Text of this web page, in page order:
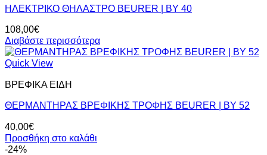
προϊόντος
Οι
μπορούν
να
επιλεγούν
στη
σελίδα
του
προϊόντος
ΗΛΕΚΤΡΙΚΟ ΘΗΛΑΣΤΡΟ BEURER | BY 40
108,00€
Διαβάστε περισσότερα
Quick View
ΒΡΕΦΙΚΑ ΕΙΔΗ
ΘΕΡΜΑΝΤΗΡΑΣ ΒΡΕΦΙΚΗΣ ΤΡΟΦΗΣ BEURER | BY 52
40,00€
Προσθήκη στο καλάθι
-24%